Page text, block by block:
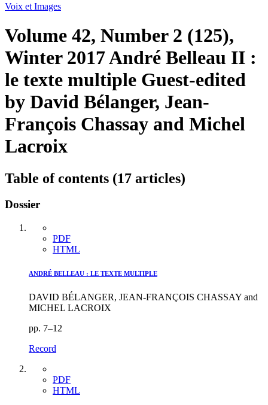
Voix et Images
Volume 42, Number 2 (125),
Winter 2017André Belleau II :
le texte multiple Guest-edited
by David Bélanger, Jean-
François Chassay and Michel
Lacroix
Table of contents (17 articles)
Dossier
PDF
HTML
ANDRÉ BELLEAU : LE TEXTE MULTIPLE
DAVID BÉLANGER, JEAN-FRANÇOIS CHASSAY and
MICHEL LACROIX
pp. 7–12
Record
PDF
HTML